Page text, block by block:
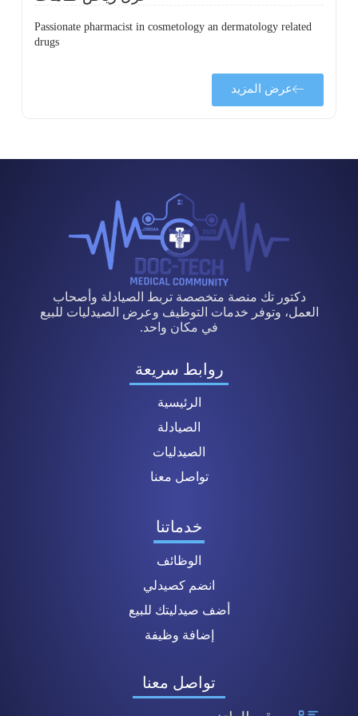
Passionate pharmacist in cosmetology an dermatology related
drugs
عرض المزيد
دكتور تك منصة متخصصة تربط الصيادلة وأصحاب
العمل، وتوفر خدمات التوظيف وعرض الصيدليات للبيع
في مكان واحد.
روابط سريعة
الرئيسية
الصيادلة
الصيدليات
تواصل معنا
خدماتنا
الوظائف
انضم كصيدلي
أضف صيدليتك للبيع
إضافة وظيفة
تواصل معنا